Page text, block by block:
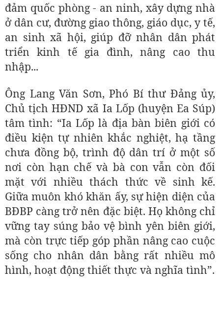
đảm quốc phòng - an ninh, xây dựng nhà
ở dân cư, đường giao thông, giáo dục, y tế,
an sinh xã hội, giúp đỡ nhân dân phát
triển kinh tế gia đình, nâng cao thu
nhập...
Ông Lang Văn Sơn, Phó Bí thư Đảng ủy,
Chủ tịch HĐND xã Ia Lốp (huyện Ea Súp)
tâm tình: “Ia Lốp là địa bàn biên giới có
điều kiện tự nhiên khắc nghiệt, hạ tầng
chưa đồng bộ, trình độ dân trí ở một số
nơi còn hạn chế và bà con vẫn còn đối
mặt với nhiều thách thức về sinh kế.
Giữa muôn khó khăn ấy, sự hiện diện của
BĐBP càng trở nên đặc biệt. Họ không chỉ
vững tay súng bảo vệ bình yên biên giới,
mà còn trực tiếp góp phần nâng cao cuộc
sống cho nhân dân bằng rất nhiều mô
hình, hoạt động thiết thực và nghĩa tình”.